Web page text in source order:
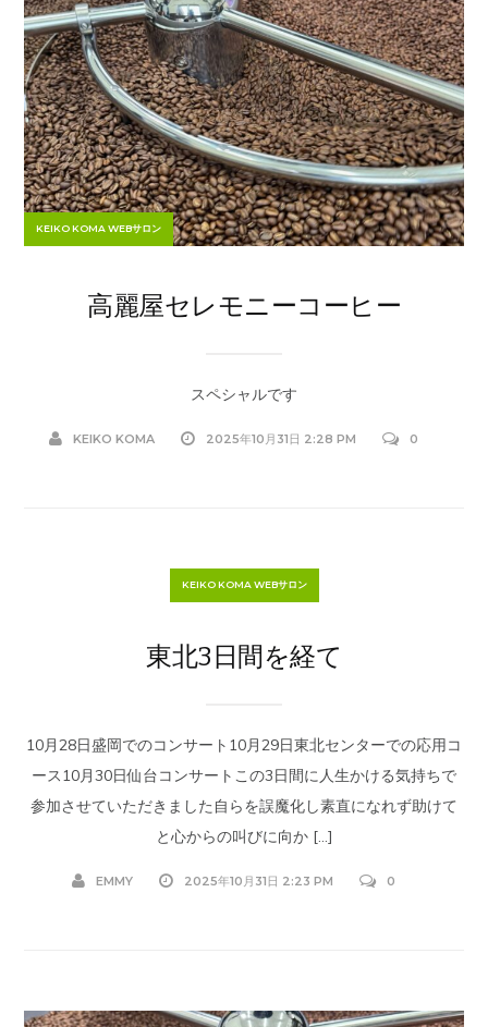
KEIKO KOMA WEBサロン
高麗屋セレモニーコーヒー
スペシャルです
KEIKO KOMA 2025年10月31日 2:28 PM 0
KEIKO KOMA WEBサロン
東北3日間を経て
10月28日盛岡でのコンサート10月29日東北センターでの応用コ
ース10月30日仙台コンサートこの3日間に人生かける気持ちで
参加させていただきました自らを誤魔化し素直になれず助けて
と心からの叫びに向か […]
EMMY 2025年10月31日 2:23 PM 0